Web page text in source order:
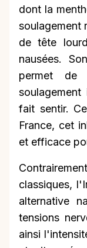
dont la
soulagement
de tête
nausées.
permet de
fait sentir.
France, cet
et efficace
classiques,
alternative
tensions
ainsi